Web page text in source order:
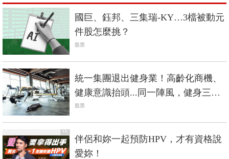
國巨、鈺邦、三集瑞-KY…3檔被動元
件股怎麼挑？
股票
統一集團退出健身業！高齡化商機、
健康意識抬頭...同一陣風，健身三巨
頭命運大不同？
股票
PR
伴侶和妳一起預防HPV，才有資格說
愛妳！